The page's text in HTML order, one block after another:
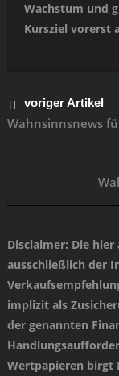
Wachstum und
Kursziel vorerst
voriger Artikel
Wahnsinnsnews
Disclaimer: Die hier
ausschließlich der
implizit als
der genannten
Wertpapieren birgt